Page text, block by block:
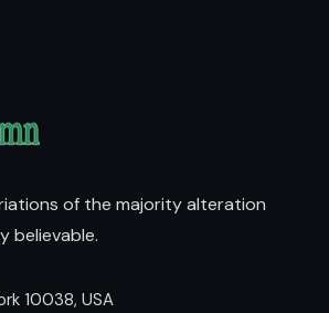
of the majority alteration
believable.
10038, USA